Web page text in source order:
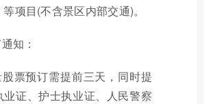
项目(不含景区内部交通)。
知：
票预订需提前三天，同时提
业证、护士执业证、人民警察